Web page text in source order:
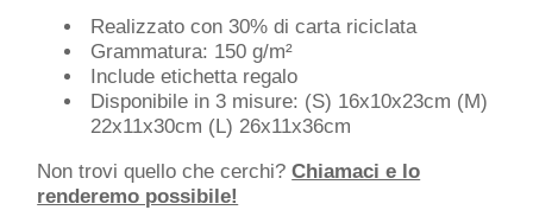
Realizzato con 30% di carta riciclata
Grammatura: 150 g/m²
Include etichetta regalo
Disponibile in 3 misure: (S) 16x10x23cm (M)
22x11x30cm (L) 26x11x36cm
Non trovi quello che cerchi?Chiamaci e lo
renderemo possibile!